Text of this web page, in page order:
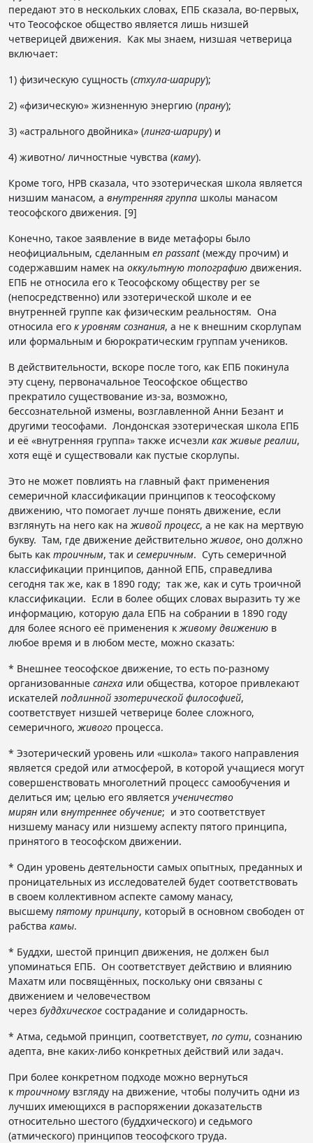
передают это в нескольких словах, ЕПБ сказала, во-первых,
что Теософское общество является лишь низшей
четверицей движения. Как мы знаем, низшая четверица
включает:
1) физическую сущность (стхула-шариру);
2) «физическую» жизненную энергию (прану);
3) «астрального двойника» (линга-шариру) и
4) животно/ личностные чувства (каму).
Кроме того, HPB сказала, что эзотерическая школа является
низшим манасом, а внутренняя группа школы манасом
теософского движения. [9]
Конечно, такое заявление в виде метафоры было
неофициальным, сделанным en passant (между прочим) и
содержавшим намек на оккультную топографию движения.
ЕПБ не относила его к Теософскому обществу per se
(непосредственно) или эзотерической школе и ее
внутренней группе как физическим реальностям. Она
относила его к уровням сознания, а не к внешним скорлупам
или формальным и бюрократическим группам учеников.
В действительности, вскоре после того, как ЕПБ покинула
эту сцену, первоначальное Теософское общество
прекратило существование из-за, возможно,
бессознательной измены, возглавленной Анни Безант и
другими теософами. Лондонская эзотерическая школа ЕПБ
и её «внутренняя группа» также исчезли как живые реалии,
хотя ещё и существовали как пустые скорлупы.
Это не может повлиять на главный факт применения
семеричной классификации принципов к теософскому
движению, что помогает лучше понять движение, если
взглянуть на него как наживой процесс, а не как на мертвую
букву. Там, где движение действительноживое, оно должно
быть как троичным, так и семеричным. Суть семеричной
классификации принципов, данной ЕПБ, справедлива
сегодня так же, как в 1890 году; так же, как и суть троичной
классификации. Если в более общих словах выразить ту же
информацию, которую дала ЕПБ на собрании в 1890 году
для более ясного её применения кживому движению в
любое время и в любом месте, можно сказать:
* Внешнее теософское движение, то есть по-разному
организованные сангха или общества, которое привлекают
искателей подлинной эзотерической философией,
соответствует низшей четверице более сложного,
семеричного,живого процесса.
* Эзотерический уровень или «школа» такого направления
является средой или атмосферой, в которой учащиеся могут
совершенствовать многолетний процесс самообучения и
делиться им; целью его является ученичество
мирян или внутреннее обучение; и это соответствует
низшему манасу или низшему аспекту пятого принципа,
принятого в теософском движении.
* Один уровень деятельности самых опытных, преданных и
проницательных из исследователей будет соответствовать
в своем коллективном аспекте самому манасу,
высшему пятому принципу, который в основном свободен от
рабства камы.
* Буддхи, шестой принцип движения, не должен был
упоминаться ЕПБ. Он соответствует действию и влиянию
Махатм или посвящённых, поскольку они связаны с
движением и человечеством
через буддхическое сострадание и солидарность.
* Атма, седьмой принцип, соответствует, по сути, сознанию
адепта, вне каких-либо конкретных действий или задач.
При более конкретном подходе можно вернуться
к троичному взгляду на движение, чтобы получить одни из
лучших имеющихся в распоряжении доказательств
относительно шестого (буддхического) и седьмого
(атмического) принципов теософского труда.